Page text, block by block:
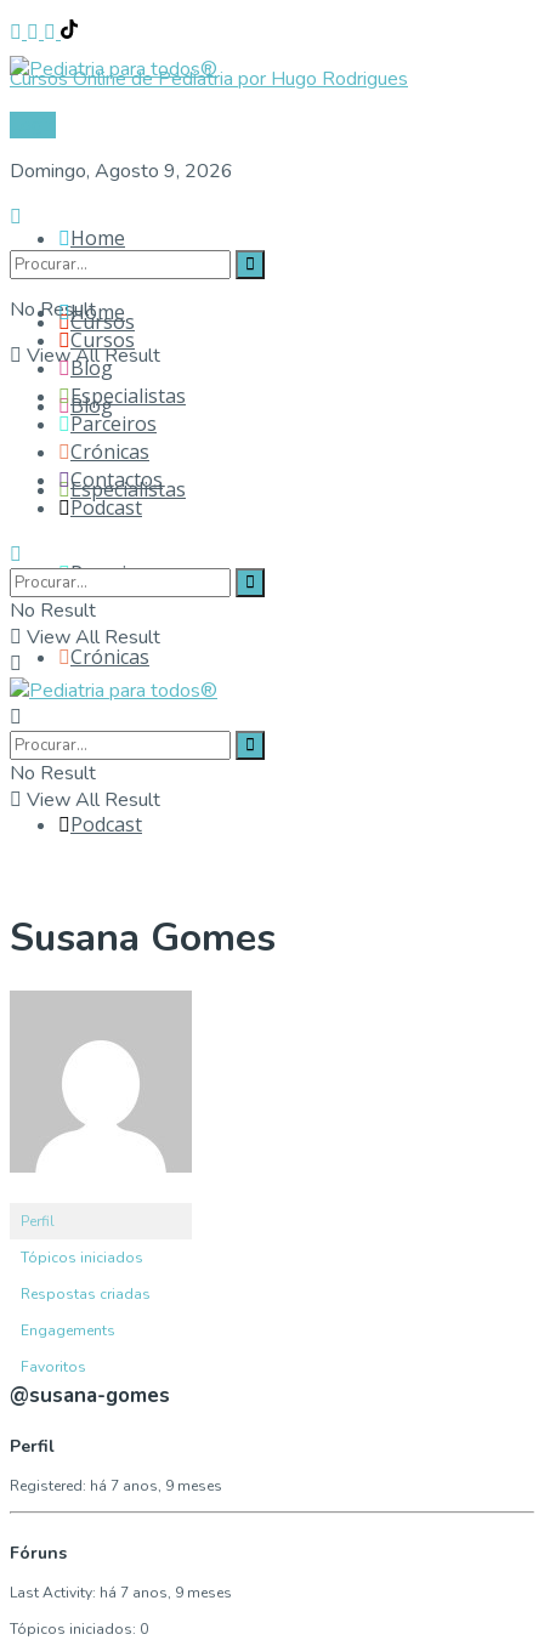
Cursos Online de Pediatria por Hugo Rodrigues
Domingo, Agosto 9, 2026
No Result
View All Result
Home
Cursos
Blog
Especialistas
Parceiros
Crónicas
Contactos
Podcast
Home
Cursos
Blog
Especialistas
Parceiros
Crónicas
Contactos
Podcast
No Result
View All Result
No Result
View All Result
Susana Gomes
Perfil
Tópicos iniciados
Respostas criadas
Engagements
Favoritos
@susana-gomes
Perfil
Registered: há 7 anos, 9 meses
Fóruns
Last Activity: há 7 anos, 9 meses
Tópicos iniciados: 0